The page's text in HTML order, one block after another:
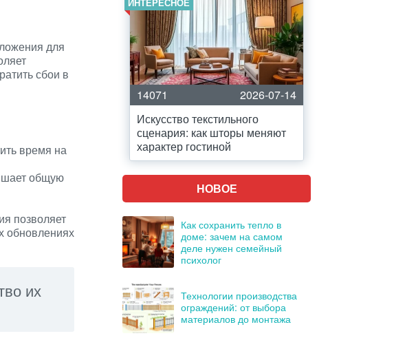
для
сбои в
время на
общую
позволяет
обновлениях
их
14071
2026-07-14
Искусство текстильного
сценария: как шторы меняют
характер гостиной
НОВОЕ
Как сохранить тепло в
доме: зачем на самом
деле нужен семейный
психолог
Технологии производства
ограждений: от выбора
материалов до монтажа